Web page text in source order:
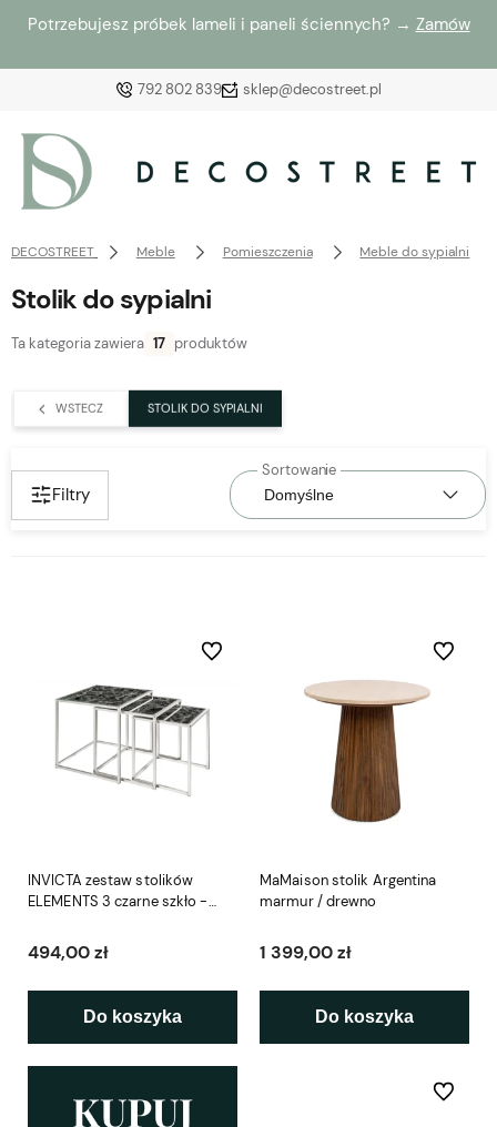
Potrzebujesz próbek lameli i paneli ściennych? → Zamów
792 802 839 sklep@decostreet.pl
zaloguj się, aby przywrócić dodane produkty do listy
z poprzedniej sesji.
DECOSTREET Meble Pomieszczenia Meble do sypialni
Stolik do sypialni
Ta kategoria zawiera 17 produktów
WSTECZ STOLIK DO SYPIALNI
Filtry
INVICTA zestaw stolików
ELEMENTS 3 czarne szkło -
494,00 zł
Do koszyka
Do ulubionych
MaMaison stolik Argentina
marmur / drewno
1 399,00 zł
Do koszyka
Do
Do